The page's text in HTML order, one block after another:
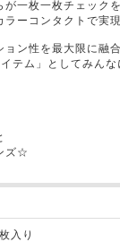
一枚一枚チェックを
ーコンタクトで実
ン性を最大限に融合
テム」としてみん
ズ☆
入り